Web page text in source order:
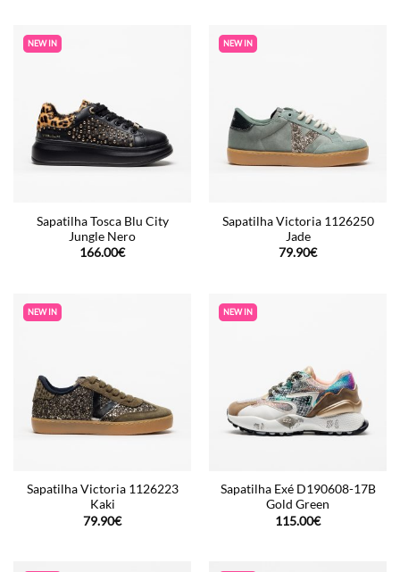
NEW IN
Sapatilha Tosca Blu City
Jungle Nero
166.00€
NEW IN
Sapatilha Victoria 1126250
Jade
79.90€
NEW IN
Sapatilha Victoria 1126223
Kaki
79.90€
NEW IN
Sapatilha Exé D190608-17B
Gold Green
115.00€